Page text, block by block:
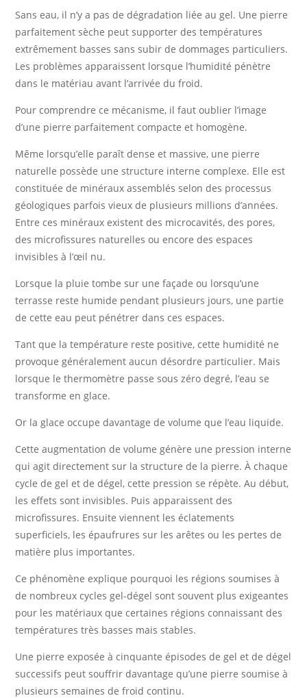
Sans eau, il n’y a pas de dégradation liée au gel. Une pierre
parfaitement sèche peut supporter des températures
extrêmement basses sans subir de dommages particuliers.
Les problèmes apparaissent lorsque l’humidité pénètre
dans le matériau avant l’arrivée du froid.
Pour comprendre ce mécanisme, il faut oublier l’image
d’une pierre parfaitement compacte et homogène.
Même lorsqu’elle paraît dense et massive, une pierre
naturelle possède une structure interne complexe. Elle est
constituée de minéraux assemblés selon des processus
géologiques parfois vieux de plusieurs millions d’années.
Entre ces minéraux existent des microcavités, des pores,
des microfissures naturelles ou encore des espaces
invisibles à l’œil nu.
Lorsque la pluie tombe sur une façade ou lorsqu’une
terrasse reste humide pendant plusieurs jours, une partie
de cette eau peut pénétrer dans ces espaces.
Tant que la température reste positive, cette humidité ne
provoque généralement aucun désordre particulier. Mais
lorsque le thermomètre passe sous zéro degré, l’eau se
transforme en glace.
Or la glace occupe davantage de volume que l’eau liquide.
Cette augmentation de volume génère une pression interne
qui agit directement sur la structure de la pierre. À chaque
cycle de gel et de dégel, cette pression se répète. Au début,
les effets sont invisibles. Puis apparaissent des
microfissures. Ensuite viennent les éclatements
superficiels, les épaufrures sur les arêtes ou les pertes de
matière plus importantes.
Ce phénomène explique pourquoi les régions soumises à
de nombreux cycles gel-dégel sont souvent plus exigeantes
pour les matériaux que certaines régions connaissant des
températures très basses mais stables.
Une pierre exposée à cinquante épisodes de gel et de dégel
successifs peut souffrir davantage qu’une pierre soumise à
plusieurs semaines de froid continu.